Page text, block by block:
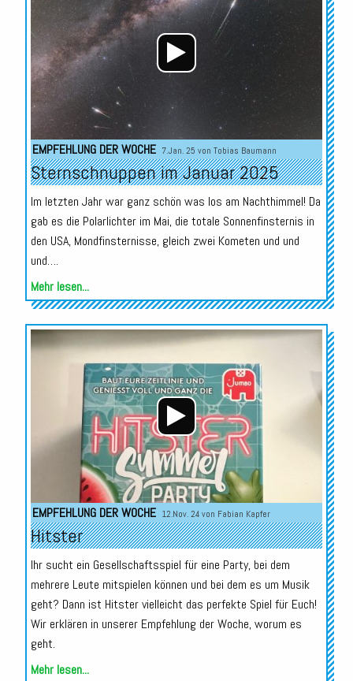
EMPFEHLUNG DER WOCHE 7.Jan. 25 von Tobias Baumann
Sternschnuppen im Januar 2025
Im letzten Jahr war ganz schön was los am Nachthimmel! Da
gab es die Polarlichter im Mai, die totale Sonnenfinsternis in
den USA, Mondfinsternisse, gleich zwei Kometen und und
und….
Mehr lesen...
Audio-
Player
EMPFEHLUNG DER WOCHE 12.Nov. 24 von Fabian Kapfer
Hitster
Ihr sucht ein Gesellschaftsspiel für eine Party, bei dem
mehrere Leute mitspielen können und bei dem es um Musik
geht? Dann ist Hitster vielleicht das perfekte Spiel für Euch!
Wir erklären in unserer Empfehlung der Woche, worum es
geht.
Mehr lesen...